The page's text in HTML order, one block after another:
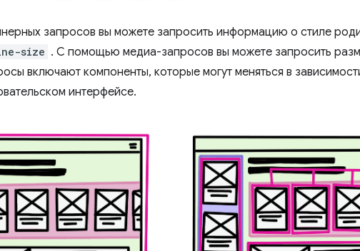
запросов вы можете запросить информацию о стиле
size . С помощью медиа-запросов вы можете запросить
включают компоненты, которые могут меняться в
интерфейсе.